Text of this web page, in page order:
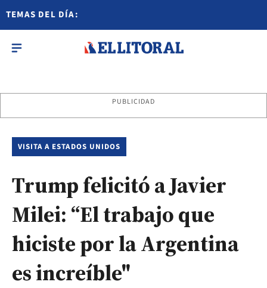
TEMAS DEL DÍA:
PUBLICIDAD
VISITA A ESTADOS UNIDOS
Trump felicitó a Javier
Milei: “El trabajo que
hiciste por la Argentina
es increíble"